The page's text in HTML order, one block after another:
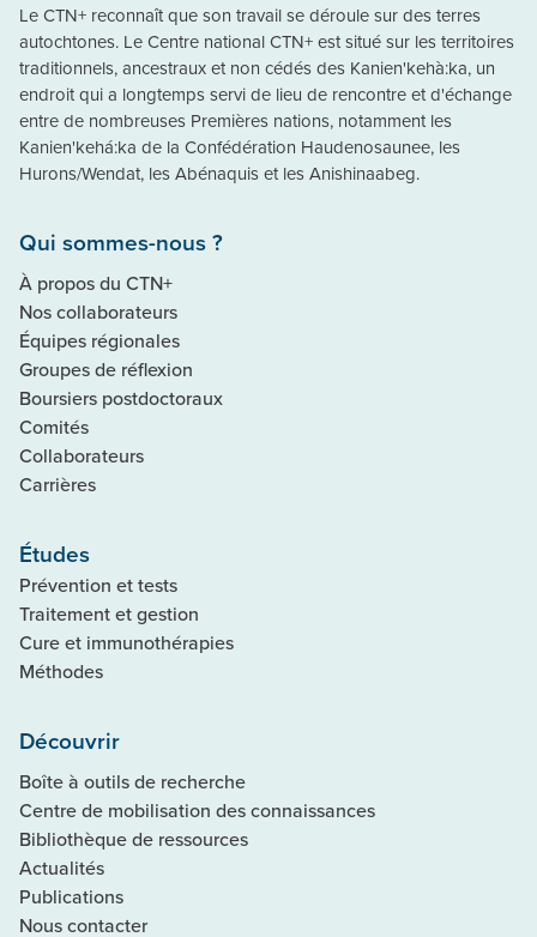
Le CTN+ reconnaît que son travail se déroule sur des terres
autochtones. Le Centre national CTN+ est situé sur les territoires
traditionnels, ancestraux et non cédés des Kanien'kehà:ka, un
endroit qui a longtemps servi de lieu de rencontre et d'échange
entre de nombreuses Premières nations, notamment les
Kanien'kehá:ka de la Confédération Haudenosaunee, les
Hurons/Wendat, les Abénaquis et les Anishinaabeg.
Qui sommes-nous ?
À propos du CTN+
Nos collaborateurs
Équipes régionales
Groupes de réflexion
Boursiers postdoctoraux
Comités
Collaborateurs
Carrières
Études
Prévention et tests
Traitement et gestion
Cure et immunothérapies
Méthodes
Découvrir
Boîte à outils de recherche
Centre de mobilisation des connaissances
Bibliothèque de ressources
Actualités
Publications
Nous contacter